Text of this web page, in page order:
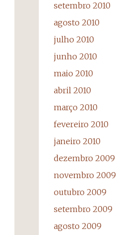
setembro 2010
agosto 2010
julho 2010
junho 2010
maio 2010
abril 2010
março 2010
fevereiro 2010
janeiro 2010
dezembro 2009
novembro 2009
outubro 2009
setembro 2009
agosto 2009